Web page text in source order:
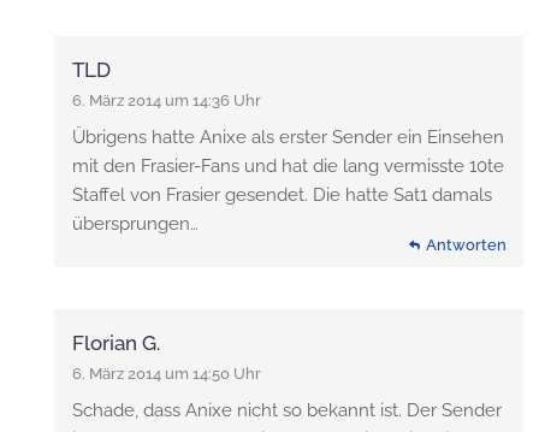
TLD
6. März 2014 um 14:36 Uhr
Übrigens hatte Anixe als erster Sender ein Einsehen
mit den Frasier-Fans und hat die lang vermisste 10te
Staffel von Frasier gesendet. Die hatte Sat1 damals
übersprungen…
Antworten
Florian G.
6. März 2014 um 14:50 Uhr
Schade, dass Anixe nicht so bekannt ist. Der Sender